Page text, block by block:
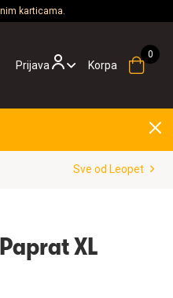
karticama.
Prijava Korpa
Sve od Leopet
XL